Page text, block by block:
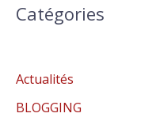
Catégories
Actualités
BLOGGING